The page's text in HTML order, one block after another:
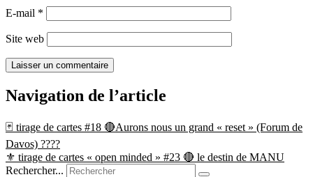
E-mail *
Site web
Navigation de l’article
🃏 tirage de cartes #18 🔴Aurons nous un grand « reset » (Forum de
Davos) ????
⚜ tirage de cartes « open minded » #23 🔴 le destin de MANU
Rechercher...